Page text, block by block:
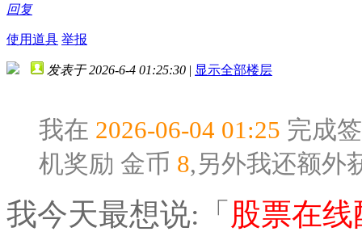
回复
使用道具 举报
发表于 2026-6-4 01:25:30 | 显示全部楼层
我在 2026-06-04 01:25 完成
机奖励 金币 8,另外我还额外
我今天最想说:「 股票在